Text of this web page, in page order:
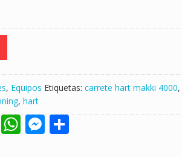
, Equipos Etiquetas: carrete hart makki 4000,
, hart
E W M